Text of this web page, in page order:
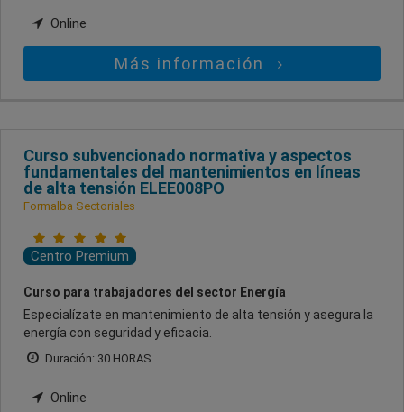
Online
Más información
Curso subvencionado normativa y aspectos
fundamentales del mantenimientos en líneas
de alta tensión ELEE008PO
Formalba Sectoriales
Centro Premium
Curso para trabajadores del sector Energía
Especialízate en mantenimiento de alta tensión y asegura la
energía con seguridad y eficacia.
Duración: 30 HORAS
Online